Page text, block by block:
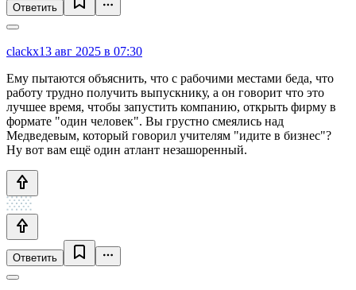
Ответить
clackx13 авг 2025 в 07:30
Ему пытаются объяснить, что с рабочими местами беда, что
работу трудно получить выпускнику, а он говорит что это
лучшее время, чтобы запустить компанию, открыть фирму в
формате "один человек". Вы грустно смеялись над
Медведевым, который говорил учителям "идите в бизнес"?
Ну вот вам ещё один атлант незашоренный.
Ответить